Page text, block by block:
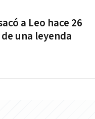
a Leo hace 26
una leyenda